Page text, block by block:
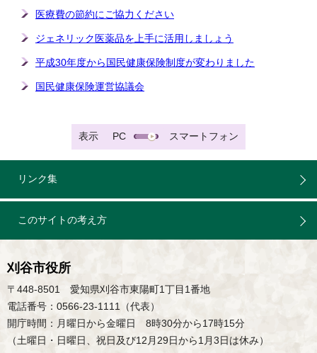
医療費の節約にご協力ください
ジェネリック医薬品を上手に活用しましょう
平成30年度から国民健康保険制度が変わりました
国民健康保険運営協議会
表示 PC スマートフォン
リンク集
このサイトの考え方
刈谷市役所
〒448-8501 愛知県刈谷市東陽町1丁目1番地
電話番号：0566-23-1111（代表）
開庁時間：月曜日から金曜日 8時30分から17時15分
（土曜日・日曜日、祝日及び12月29日から1月3日は休み）